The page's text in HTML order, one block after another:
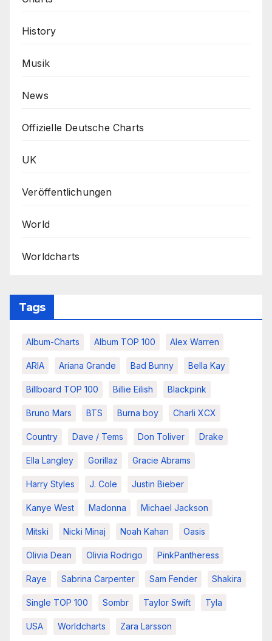
History
Musik
News
Offizielle Deutsche Charts
UK
Veröffentlichungen
World
Worldcharts
Tags
Album-Charts Album TOP 100 Alex Warren
ARIA Ariana Grande Bad Bunny Bella Kay
Billboard TOP 100 Billie Eilish Blackpink
Bruno Mars BTS Burna boy Charli XCX
Country Dave / Tems Don Toliver Drake
Ella Langley Gorillaz Gracie Abrams
Harry Styles J. Cole Justin Bieber
Kanye West Madonna Michael Jackson
Mitski Nicki Minaj Noah Kahan Oasis
Olivia Dean Olivia Rodrigo PinkPantheress
Raye Sabrina Carpenter Sam Fender Shakira
Single TOP 100 Sombr Taylor Swift Tyla
USA Worldcharts Zara Larsson